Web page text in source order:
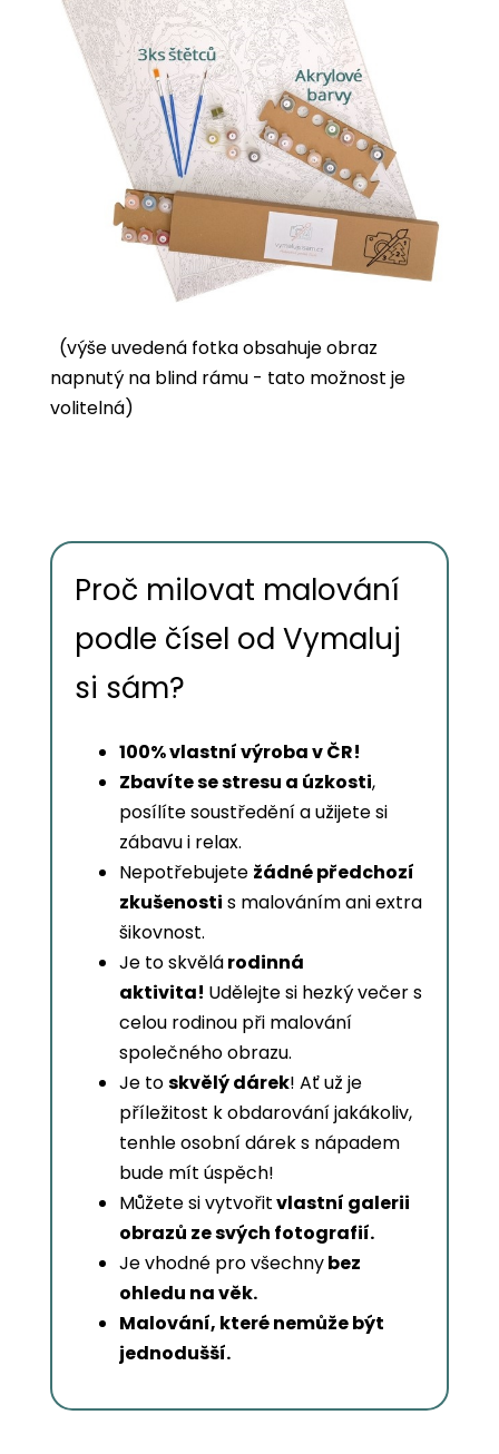
(výše uvedená fotka obsahuje obraz
napnutý na blind rámu - tato možnost je
volitelná)
Proč milovat malování
podle čísel od Vymaluj
si sám?
100% vlastní výroba v ČR!
Zbavíte se stresu a úzkosti,
posílíte soustředění a užijete si
zábavu i relax.
Nepotřebujete žádné předchozí
zkušenosti s malováním ani extra
šikovnost.
Je to skvělárodinná
aktivita! Udělejte si hezký večer s
celou rodinou při malování
společného obrazu.
Je toskvělý dárek! Ať už je
příležitost k obdarování jakákoliv,
tenhle osobní dárek s nápadem
bude mít úspěch!
Můžete si vytvořitvlastní galerii
obrazů ze svých fotografií.
Je vhodné pro všechnybez
ohledu na věk.
Malování, které nemůže být
jednodušší.